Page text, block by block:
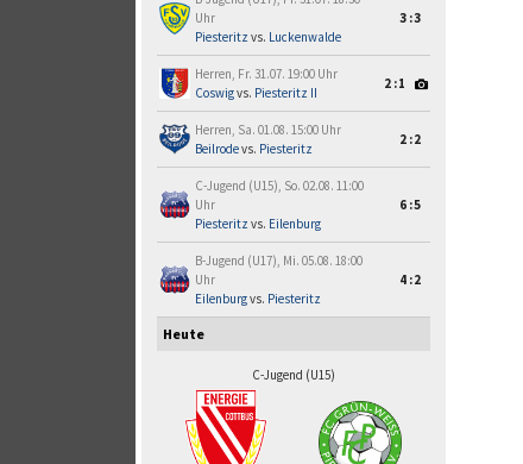
Uhr
Piesteritz vs. Luckenwalde
3:3
Herren, Fr. 31.07. 19:00 Uhr
Coswigvs. Piesteritz II
2:1
Herren, Sa. 01.08. 15:00 Uhr
Beilrodevs. Piesteritz
2:2
C-Jugend (U15), So. 02.08. 11:00
Uhr
Piesteritz vs. Eilenburg
6:5
B-Jugend (U17), Mi. 05.08. 18:00
Uhr
Eilenburgvs. Piesteritz
4:2
Heute
C-Jugend (U15)